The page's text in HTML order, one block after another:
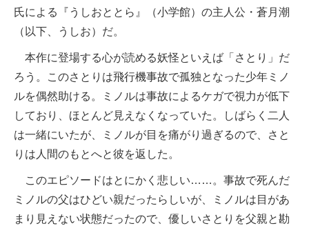
氏による『うしおととら』（小学館）の主人公・蒼月潮
（以下、うしお）だ。
本作に登場する心が読める妖怪といえば「さとり」だ
ろう。このさとりは飛行機事故で孤独となった少年ミノ
ルを偶然助ける。ミノルは事故によるケガで視力が低下
しており、ほとんど見えなくなっていた。しばらく二人
は一緒にいたが、ミノルが目を痛がり過ぎるので、さと
りは人間のもとへと彼を返した。
このエピソードはとにかく悲しい……。事故で死んだ
ミノルの父はひどい親だったらしいが、ミノルは目があ
まり見えない状態だったので、優しいさとりを父親と勘